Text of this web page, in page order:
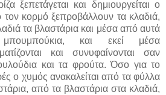
ξεπετάγεται και δημιουργείται ο
κορμό ξεπροβάλλουν τα κλαδιά,
τα βλαστάρια και μέσα από αυτά
μπουμπούκια, και εκεί μέσα
και συνυφαίνονται σαν
και τα φρούτα. Όσο για το
ο χυμός ανακαλείται από τα φύλλα
από τα βλαστάρια στα κλαδιά,